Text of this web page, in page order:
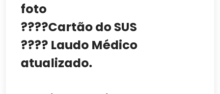
foto
????Cartão do SUS
???? Laudo Médico
atualizado.